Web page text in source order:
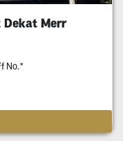
Dekat Merr
No.*